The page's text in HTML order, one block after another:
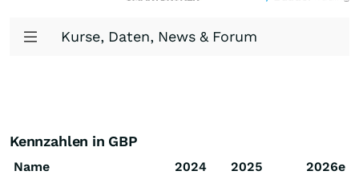
Kurse, Daten, News & Forum
Kennzahlen in GBP
Name 2024 2025
2026e